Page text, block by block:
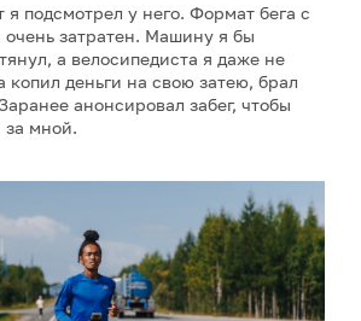
я подсмотрел у него. Формат бега с
затратен. Машину я бы
а велосипедиста я даже не
копил деньги на свою затею, брал
анонсировал забег, чтобы
за мной.